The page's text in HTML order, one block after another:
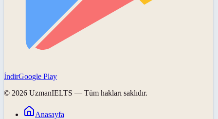
İndirGoogle Play
© 2026 UzmanIELTS — Tüm hakları saklıdır.
Anasayfa